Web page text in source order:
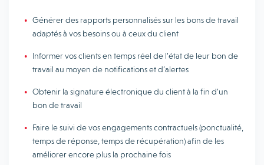
Générer des rapports personnalisés sur les bons de travail
adaptés à vos besoins ou à ceux du client
Informer vos clients en temps réel de l’état de leur bon de
travail au moyen de notifications et d’alertes
Obtenir la signature électronique du client à la fin d’un
bon de travail
Faire le suivi de vos engagements contractuels (ponctualité,
temps de réponse, temps de récupération) afin de les
améliorer encore plus la prochaine fois